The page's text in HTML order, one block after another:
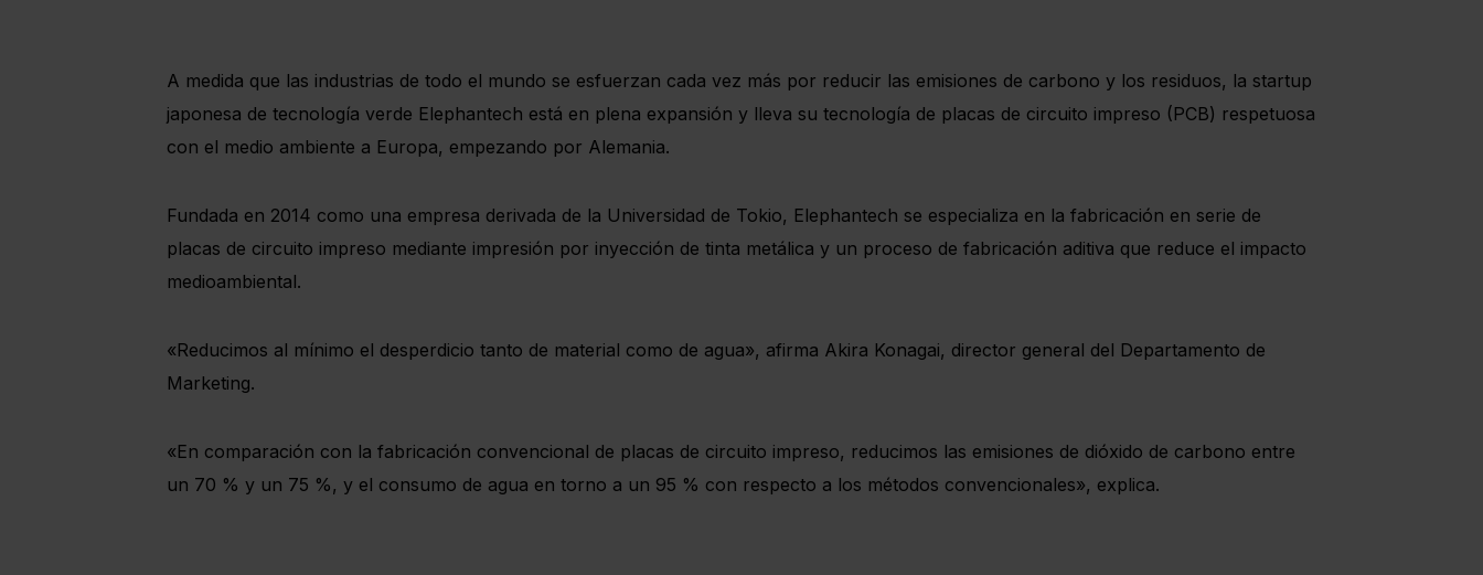
A medida que las industrias de todo el mundo se esfuerzan cada vez más por reducir las emisiones de carbono y los residuos, la startup
japonesa de tecnología verde Elephantech está en plena expansión y lleva su tecnología de placas de circuito impreso (PCB) respetuosa
con el medio ambiente a Europa, empezando por Alemania.
Fundada en 2014 como una empresa derivada de la Universidad de Tokio, Elephantech se especializa en la fabricación en serie de
placas de circuito impreso mediante impresión por inyección de tinta metálica y un proceso de fabricación aditiva que reduce el impacto
medioambiental.
«Reducimos al mínimo el desperdicio tanto de material como de agua», afirma Akira Konagai, director general del Departamento de
Marketing.
«En comparación con la fabricación convencional de placas de circuito impreso, reducimos las emisiones de dióxido de carbono entre
un 70 % y un 75 %, y el consumo de agua en torno a un 95 % con respecto a los métodos convencionales», explica.